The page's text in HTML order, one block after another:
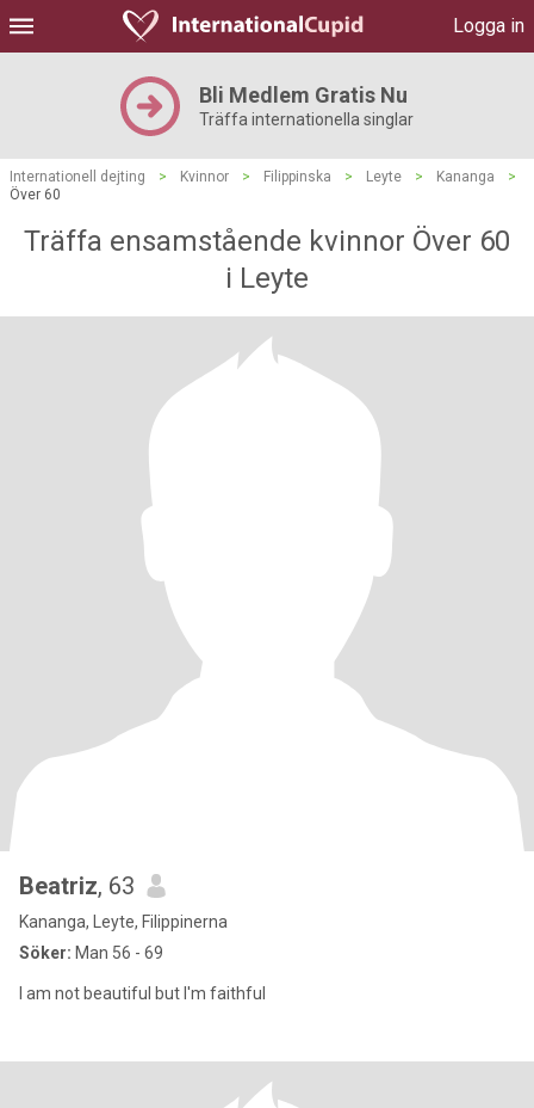
Logga in
Bli Medlem Gratis Nu
Träffa internationella singlar
Internationell dejting > Kvinnor > Filippinska > Leyte > Kananga
>
Över 60
Träffa ensamstående kvinnor Över 60
i Leyte
Beatriz, 63
Kananga, Leyte, Filippinerna
Söker: Man 56 - 69
I am not beautiful but I'm faithful